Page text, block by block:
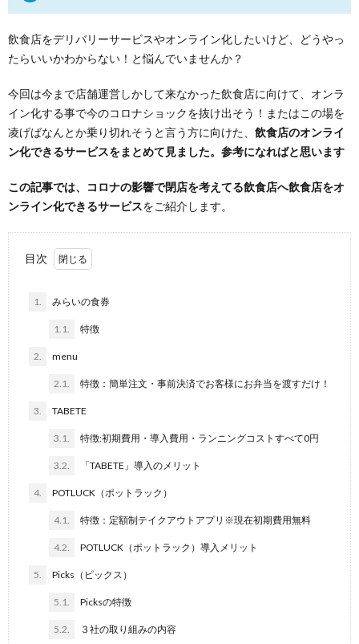
飲食店をデリバリーサービスやオンライン化したいけど、どうやっ
たらいいかわからない！と悩んでいませんか？
今回は今まで店舗運営しかして来なかった飲食店に向けて、オンラ
イン化する事で今のコロナショックを抜け出そう！またはこの場を
凌げばなんとか乗り切れそうと言う方に向けた、 飲食店のオンライ
ン化できるサービスをまとめて見ました。参考になればと思います
この記事では、コロナの影響で閉店を考えてる飲食店へ飲食店をオ
ンライン化できるサービスをご紹介します。
目次
1. みらいの食券
1.1. 特徴
2. menu
2.1. 特徴：簡単注文・事前決済でお客様にお弁当を渡すだけ！
3. TABETE
3.1. 特徴:初期費用・導入費用・ランニングコストすべて0円
3.2. 「TABETE」導入のメリット
4. POTLUCK（ポットラック）
4.1. 特徴：定額制テイクアウトアプリ※現在初期費用無料
4.2. POTLUCK（ポットラック）導入メリット
5. Picks（ピックス）
5.1. Picksの特徴
5.2. ３社の取り組みの内容